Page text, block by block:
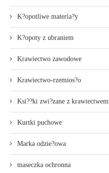
K?opotliwe materia?y
K?opoty z ubraniem
Krawiectwo zawodowe
Krawiectwo-rzemios?o
Ksi??ki zwi?zane z krawiectwem
Kurtki puchowe
Marka odzie?owa
maseczka ochronna